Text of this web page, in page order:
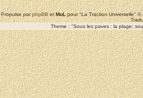
Propulse parphpBBetMuLpour "La Traction Universelle"
Theme : "Sous les paves : la plage;